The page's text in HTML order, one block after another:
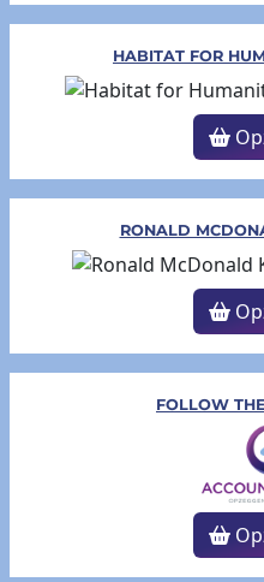
HABITAT FOR
RONALD
FOLLOW